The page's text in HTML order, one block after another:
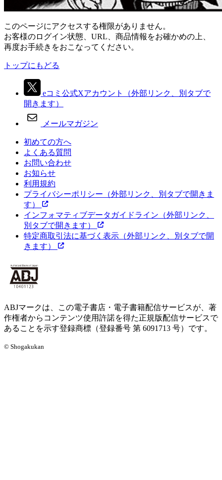
このページにアクセスする権限がありません。
お客様のログイン状態、URL、商品情報をお確かめの上、
再度お手続きをおこなってください。
トップにもどる
eコミ公式Xアカウント
（外部リンク、別タブで
開きます）
メールマガジン
初めての方へ
よくある質問
お問い合わせ
お知らせ
利用規約
プライバシーポリシー （外部リンク、別タブで開きま
す）
インフォマティブデータガイドライン （外部リンク、
別タブで開きます）
特定商取引法に基づく表示 （外部リンク、別タブで開
きます）
ABJマークは、この電子書店・電子書籍配信サービスが、著
作権者からコンテンツ使用許諾を得た正規版配信サービスで
あることを示す登録商標（登録番号 第 6091713 号）です。
© Shogakukan